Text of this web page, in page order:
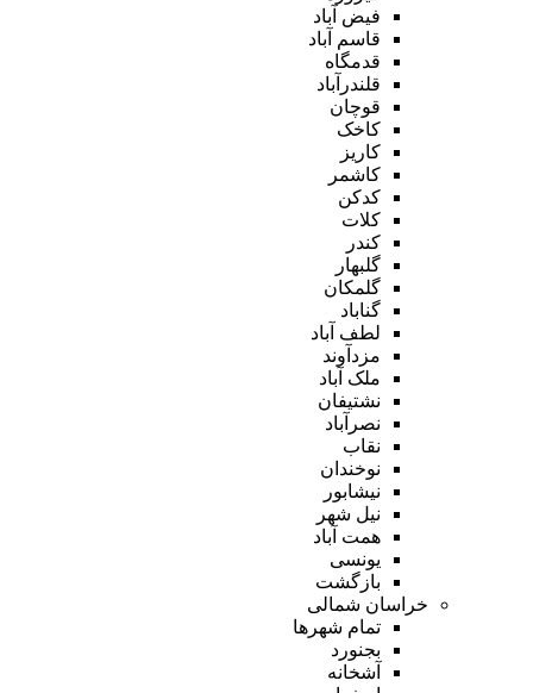
فیض آباد
قاسم آباد
قدمگاه
قلندرآباد
قوچان
کاخک
کاریز
کاشمر
کدکن
کلات
کندر
گلبهار
گلمکان
گناباد
لطف آباد
مزدآوند
ملک آباد
نشتیفان
نصرآباد
نقاب
نوخندان
نیشابور
نیل شهر
همت آباد
یونسی
بازگشت
خراسان شمالی
تمام شهر‌ها
بجنورد
آشخانه